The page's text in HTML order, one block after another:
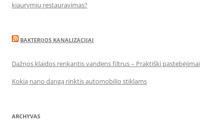
kiaurymių restauravimas?
BAKTERIJOS KANALIZACIJAI
Dažnos klaidos renkantis vandens filtrus – Praktiški pastebėjimai
Kokią nano dangą rinktis automobilio stiklams
ARCHYVAS